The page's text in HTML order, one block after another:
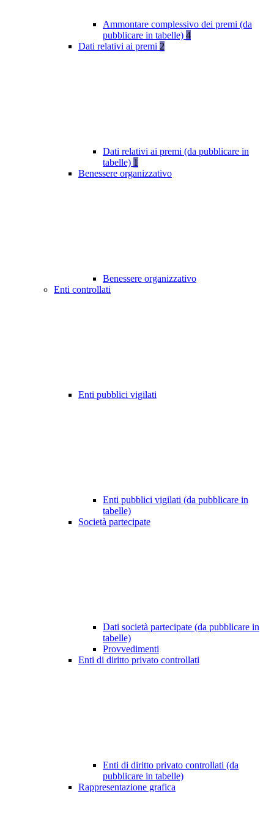
Ammontare complessivo dei premi (da
pubblicare in tabelle) 4
Dati relativi ai premi 2
Dati relativi ai premi (da pubblicare in
tabelle) 1
Benessere organizzativo
Benessere organizzativo
Enti controllati
Enti pubblici vigilati
Enti pubblici vigilati (da pubblicare in
tabelle)
Società partecipate
Dati società partecipate (da pubblicare in
tabelle)
Provvedimenti
Enti di diritto privato controllati
Enti di diritto privato controllati (da
pubblicare in tabelle)
Rappresentazione grafica